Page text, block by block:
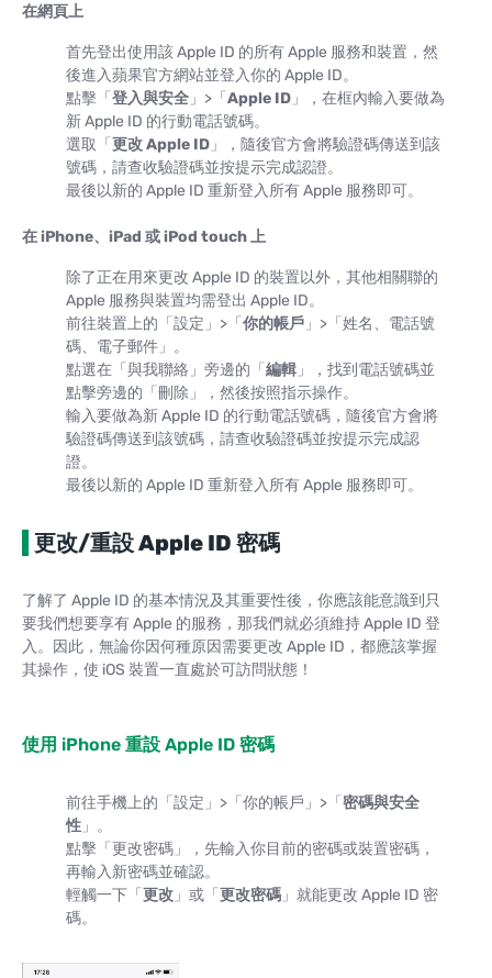
在網頁上
首先登出使用該 Apple ID 的所有 Apple 服務和裝置，然
後進入蘋果官方網站並登入你的 Apple ID。
點擊「 登入與安全 」>「 Apple ID 」，在框內輸入要做為
新 Apple ID 的行動電話號碼。
選取「 更改 Apple ID 」，隨後官方會將驗證碼傳送到該
號碼，請查收驗證碼並按提示完成認證。
最後以新的 Apple ID 重新登入所有 Apple 服務即可。
在 iPhone、iPad 或 iPod touch 上
除了正在用來更改 Apple ID 的裝置以外，其他相關聯的
Apple 服務與裝置均需登出 Apple ID。
前往裝置上的「設定」>「 你的帳戶 」>「姓名、電話號
碼、電子郵件」。
點選在「與我聯絡」旁邊的「 編輯 」，找到電話號碼並
點擊旁邊的「刪除」，然後按照指示操作。
輸入要做為新 Apple ID 的行動電話號碼，隨後官方會將
驗證碼傳送到該號碼，請查收驗證碼並按提示完成認
證。
最後以新的 Apple ID 重新登入所有 Apple 服務即可。
更改/重設 Apple ID 密碼
了解了 Apple ID 的基本情況及其重要性後，你應該能意識到只
要我們想要享有 Apple 的服務，那我們就必須維持 Apple ID 登
入。因此，無論你因何種原因需要更改 Apple ID，都應該掌握
其操作，使 iOS 裝置一直處於可訪問狀態！
使用 iPhone 重設 Apple ID 密碼
前往手機上的「設定」>「你的帳戶」>「 密碼與安全
性 」。
點擊「更改密碼」，先輸入你目前的密碼或裝置密碼，
再輸入新密碼並確認。
輕觸一下「 更改 」或「 更改密碼 」就能更改 Apple ID 密
碼。